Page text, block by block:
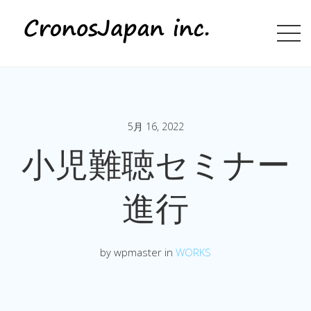
5月 16, 2022
小児難聴セミナー
進行
by wpmaster in WORKS